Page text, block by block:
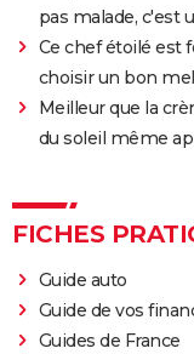
pas malade, c'est
Ce chef étoilé est
choisir un bon
Meilleur que la
du soleil même
FICHES
Guide auto
Guide de vos
Guides de France